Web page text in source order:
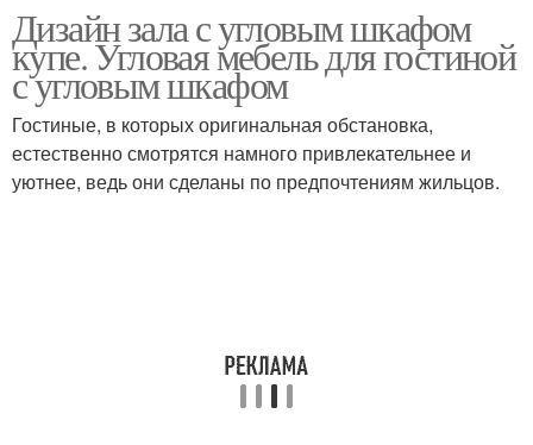
Дизайн зала с угловым шкафом
купе. Угловая мебель для гостиной
с угловым шкафом
Гостиные, в которых оригинальная обстановка,
естественно смотрятся намного привлекательнее и
уютнее, ведь они сделаны по предпочтениям жильцов.